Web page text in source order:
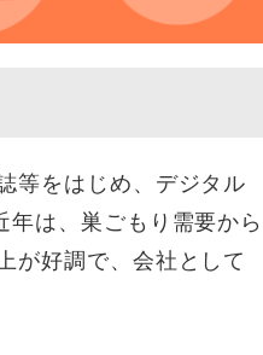
等をはじめ、デジタル
は、巣ごもり需要から
が好調で、会社として